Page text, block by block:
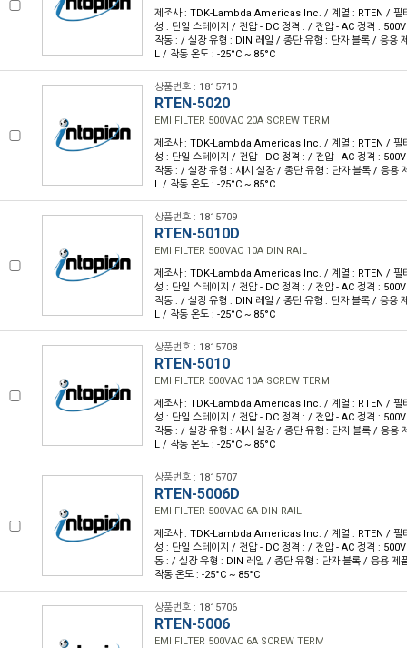
제조사 : TDK-Lambda Americas Inc. / 계열 : RTEN / 필
성 : 단일 스테이지 / 전압 - DC 정격 : / 전압 - AC 정격 :
작동 : / 실장 유형 : DIN 레일 / 종단 유형 : 단자 블록 / 응용
L / 작동 온도 : -25°C ~ 85°C
상품번호 : 1815710
RTEN-5020
EMI FILTER 500VAC 20A SCREW TERM
제조사 : TDK-Lambda Americas Inc. / 계열 : RTEN / 필
성 : 단일 스테이지 / 전압 - DC 정격 : / 전압 - AC 정격 :
작동 : / 실장 유형 : 섀시 실장 / 종단 유형 : 단자 블록 / 응용
L / 작동 온도 : -25°C ~ 85°C
상품번호 : 1815709
RTEN-5010D
EMI FILTER 500VAC 10A DIN RAIL
제조사 : TDK-Lambda Americas Inc. / 계열 : RTEN / 필
성 : 단일 스테이지 / 전압 - DC 정격 : / 전압 - AC 정격 :
작동 : / 실장 유형 : DIN 레일 / 종단 유형 : 단자 블록 / 응용
L / 작동 온도 : -25°C ~ 85°C
상품번호 : 1815708
RTEN-5010
EMI FILTER 500VAC 10A SCREW TERM
제조사 : TDK-Lambda Americas Inc. / 계열 : RTEN / 필
성 : 단일 스테이지 / 전압 - DC 정격 : / 전압 - AC 정격 :
작동 : / 실장 유형 : 섀시 실장 / 종단 유형 : 단자 블록 / 응용
L / 작동 온도 : -25°C ~ 85°C
상품번호 : 1815707
RTEN-5006D
EMI FILTER 500VAC 6A DIN RAIL
제조사 : TDK-Lambda Americas Inc. / 계열 : RTEN / 필
성 : 단일 스테이지 / 전압 - DC 정격 : / 전압 - AC 정격 :
동 : / 실장 유형 : DIN 레일 / 종단 유형 : 단자 블록 / 응용 제
작동 온도 : -25°C ~ 85°C
상품번호 : 1815706
RTEN-5006
EMI FILTER 500VAC 6A SCREW TERM